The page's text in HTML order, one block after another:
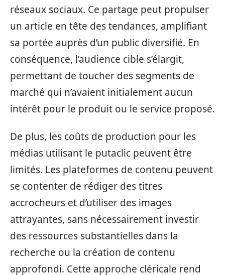
réseaux sociaux. Ce partage peut propulser
un article en tête des tendances, amplifiant
sa portée auprès d’un public diversifié. En
conséquence, l’audience cible s’élargit,
permettant de toucher des segments de
marché qui n’avaient initialement aucun
intérêt pour le produit ou le service proposé.
De plus, les coûts de production pour les
médias utilisant le putaclic peuvent être
limités. Les plateformes de contenu peuvent
se contenter de rédiger des titres
accrocheurs et d’utiliser des images
attrayantes, sans nécessairement investir
des ressources substantielles dans la
recherche ou la création de contenu
approfondi. Cette approche cléricale rend